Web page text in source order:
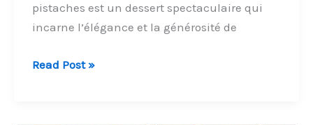
pistaches est un dessert spectaculaire qui
incarne l’élégance et la générosité de
Trifle
Fruits,
Read Post »